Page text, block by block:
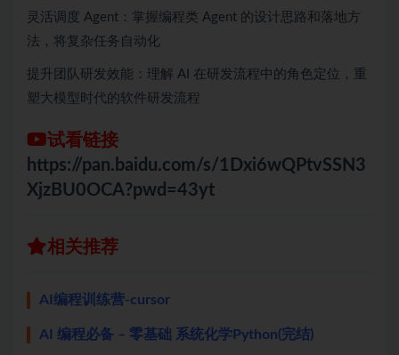
灵活调度 Agent：掌握编程类 Agent 的设计思路和落地方
法，将复杂任务自动化
提升团队研发效能：理解 AI 在研发流程中的角色定位，重
塑大模型时代的软件研发流程
试看链接
https://pan.baidu.com/s/1Dxi6wQPtvSSN3
XjzBU0OCA?pwd=43yt
相关推荐
AI编程训练营-cursor
AI 编程必备 – 零基础 系统化学Python(完结)